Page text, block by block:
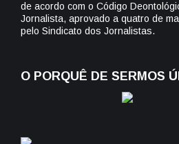
de acordo com o Código
Jornalista, aprovado a quatro de
pelo Sindicato dos Jornalistas.
O PORQUÊ DE SERMOS